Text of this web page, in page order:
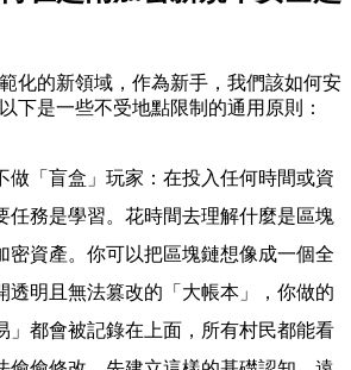
化的新領域，作為新手，我們該如何安
下是一些不受地點限制的通用原則：
做「盲盒」玩家 ：在投入任何時間或資
任務是學習。花時間去理解什麼是區塊
密資產。你可以把區塊鏈想像成一個全
透明且無法篡改的「大帳本」，你做的
」都會被記錄在上面，所有村民都能看